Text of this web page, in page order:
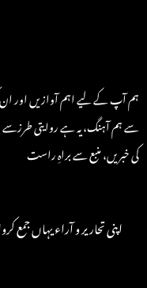
ہم آپ کے لیے اہم آوازیں اور ان
سے ہم آہنگ، یہ ہے روایتی
کی خبریں، منبع سے براہِ راست
: اپنی تحاریر و آراء یہاں جمع